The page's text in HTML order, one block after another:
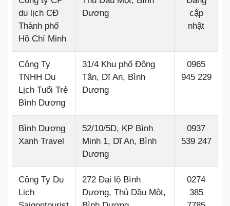
du lịch CĐ
Thành phố
Hồ Chí Minh
Dương
cập
nhật
Công Ty
TNHH Du
Lịch Tuổi Trẻ
Bình Dương
31/4 Khu phố Đông
Tân, Dĩ An, Bình
Dương
0965
945 229
Bình Dương
Xanh Travel
52/10/5D, KP Bình
Minh 1, Dĩ An, Bình
Dương
0937
539 247
Công Ty Du
Lịch
272 Đại lộ Bình
Dương, Thủ Dầu Một,
0274
385